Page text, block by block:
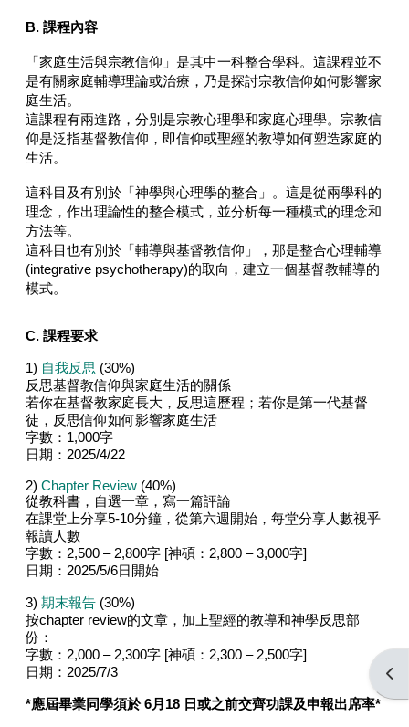
開
B. 課程內容
「家庭生活與宗教信仰」是其中一科整合學科。這課程並不
是有關家庭輔導理論或治療，乃是探討宗教信仰如何影響家
庭生活。
這課程有兩進路，分別是宗教心理學和家庭心理學。宗教信
仰是泛指基督教信仰，即信仰或聖經的教導如何塑造家庭的
生活。
這科目及有別於「神學與心理學的整合」。這是從兩學科的
理念，作出理論性的整合模式，並分析每一種模式的理念和
方法等。
這科目也有別於「輔導與基督教信仰」，那是整合心理輔導
(integrative psychotherapy)的取向，建立一個基督教輔導的
模式。
C. 課程要求
1) 自我反思 (30%)
反思基督教信仰與家庭生活的關係
若你在基督教家庭長大，反思這歷程；若你是第一代基督
徒，反思信仰如何影響家庭生活
字數：1,000字
日期：2025/4/22
2) Chapter Review (40%)
從教科書，自選一章，寫一篇評論
在課堂上分享5-10分鐘，從第六週開始，每堂分享人數視乎
報讀人數
字數：2,500 – 2,800字 [神碩：2,800 – 3,000字]
日期：2025/5/6日開始
3) 期末報告 (30%)
按chapter review的文章，加上聖經的教導和神學反思部
份：
字數：2,000 – 2,300字 [神碩：2,300 – 2,500字]
日期：2025/7/3
*應屆畢業同學須於6月 18 日或之前交齊功課及申報出席率*